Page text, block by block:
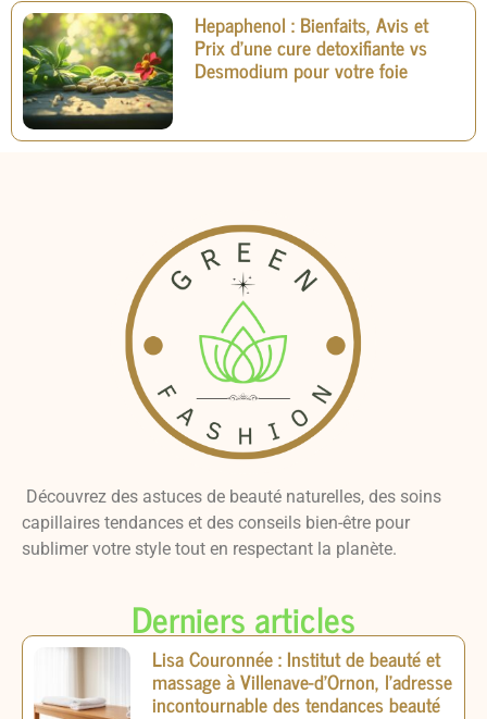
Hepaphenol : Bienfaits, Avis et
Prix d’une cure detoxifiante vs
Desmodium pour votre foie
Découvrez des astuces de beauté naturelles, des soins
capillaires tendances et des conseils bien-être pour
sublimer votre style tout en respectant la planète.
Derniers articles
Lisa Couronnée : Institut de beauté et
massage à Villenave-d’Ornon, l’adresse
incontournable des tendances beauté